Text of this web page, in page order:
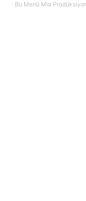
Bu Menü Mia Prodüksiyon